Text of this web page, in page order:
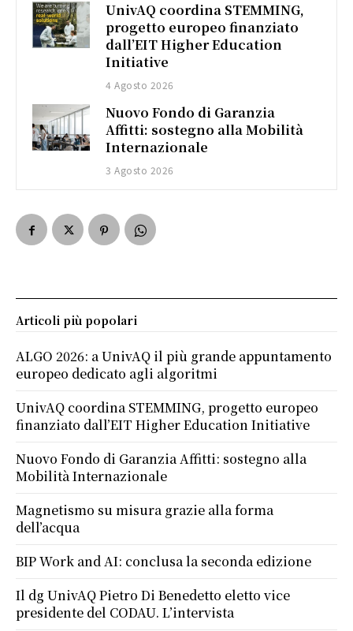
UnivAQ coordina STEMMING,
progetto europeo finanziato
dall’EIT Higher Education
Initiative
4 Agosto 2026
Nuovo Fondo di Garanzia
Affitti: sostegno alla Mobilità
Internazionale
3 Agosto 2026
Articoli più popolari
ALGO 2026: a UnivAQ il più grande appuntamento
europeo dedicato agli algoritmi
UnivAQ coordina STEMMING, progetto europeo
finanziato dall’EIT Higher Education Initiative
Nuovo Fondo di Garanzia Affitti: sostegno alla
Mobilità Internazionale
Magnetismo su misura grazie alla forma
dell’acqua
BIP Work and AI: conclusa la seconda edizione
Il dg UnivAQ Pietro Di Benedetto eletto vice
presidente del CODAU. L’intervista